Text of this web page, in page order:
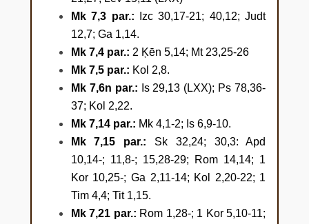
“Klausieties mani visi un
saprotiet! 15 Nekas cilvēku
nespēj sagānīt, kas no ārpuses
viņā ieiet, bet, kas no cilvēka
iziet, tas viņu sagāna.”(…)21 Jo
no iekšienes, no cilvēka sirds
iziet ļaunas domas, izvirtība,
zādzība, slepkavība, 22 laulības
pārkāpšana, alkatība,
ļaunprātība, viltība, izlaidība,
skaudīga acs, zaimošana,
lepnība, muļķība. 23 Viss šis
Mk 7,3 par.: Izc 30,17-21; 40,12; Judt
12,7; Ga 1,14.
Mk 7,4 par.: 2 Ķēn 5,14; Mt 23,25-26
Mk 7,5 par.: Kol 2,8.
Mk 7,6n par.: Is 29,13 (LXX); Ps 78,36-
37; Kol 2,22.
Mk 7,14 par.: Mk 4,1-2; Is 6,9-10.
Mk 7,15 par.: Sk 32,24; 30,3: Apd
10,14-; 11,8-; 15,28-29; Rom 14,14; 1
Kor 10,25-; Ga 2,11-14; Kol 2,20-22; 1
Tim 4,4; Tit 1,15.
Mk 7,21 par.: Rom 1,28-; 1 Kor 5,10-11;